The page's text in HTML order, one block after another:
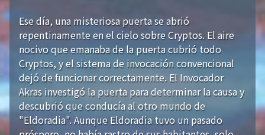
Ese día, una misteriosa puerta se abrió
repentinamente en el cielo sobre Cryptos. El aire
nocivo que emanaba de la puerta cubrió todo
Cryptos, y el sistema de invocación convencional
dejó de funcionar correctamente. El Invocador
Akras investigó la puerta para determinar la causa y
descubrió que conducía al otro mundo de
"Eldoradia". Aunque Eldoradia tuvo un pasado